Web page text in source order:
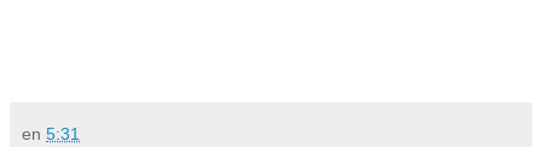
en 5:31